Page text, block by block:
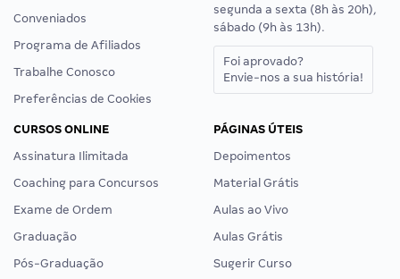
Conveniados
Programa de Afiliados
Trabalhe Conosco
Preferências de Cookies
segunda a sexta (8h às 20h),
sábado (9h às 13h).
Foi aprovado?
Envie-nos a sua história!
CURSOS ONLINE
Assinatura Ilimitada
Coaching para Concursos
Exame de Ordem
Graduação
Pós-Graduação
PÁGINAS ÚTEIS
Depoimentos
Material Grátis
Aulas ao Vivo
Aulas Grátis
Sugerir Curso